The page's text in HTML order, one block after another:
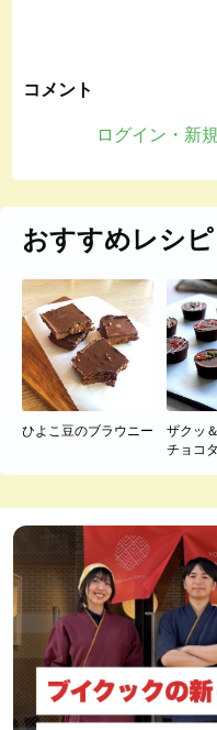
コメント
ログイン・新
おすすめレシピ
ひよこ豆のブラウニー
ザクッ
チョコ